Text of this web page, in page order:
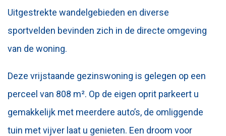
Uitgestrekte wandelgebieden en diverse
sportvelden bevinden zich in de directe omgeving
van de woning.
Deze vrijstaande gezinswoning is gelegen op een
perceel van 808 m². Op de eigen oprit parkeert u
gemakkelijk met meerdere auto’s, de omliggende
tuin met vijver laat u genieten. Een droom voor